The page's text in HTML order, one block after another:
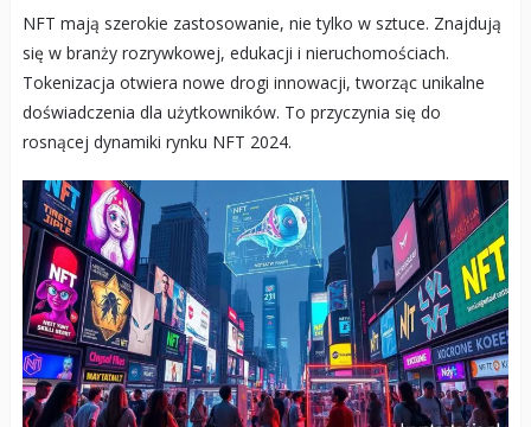
NFT mają szerokie zastosowanie, nie tylko w sztuce. Znajdują
się w branży rozrywkowej, edukacji i nieruchomościach.
Tokenizacja otwiera nowe drogi innowacji, tworząc unikalne
doświadczenia dla użytkowników. To przyczynia się do
rosnącej dynamiki rynku NFT 2024.